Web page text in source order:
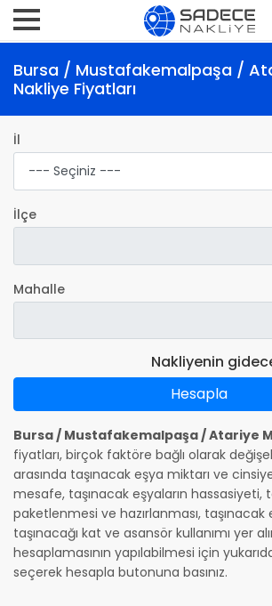
Bursa / Mustafakemalpaşa /
Nakliye Fiyatları
İl
İlçe
Mahalle
Nakliyenin
Hesapla
Bursa / Mustafakemalpaşa / Atariye
fiyatları, birçok faktöre bağlı olarak
arasında taşınacak eşya miktarı ve
mesafe, taşınacak eşyaların hassasiyeti,
paketlenmesi ve hazırlanması, taşınacak
taşınacağı kat ve asansör kullanımı yer
hesaplamasının yapılabilmesi için
seçerek hesapla butonuna basınız.